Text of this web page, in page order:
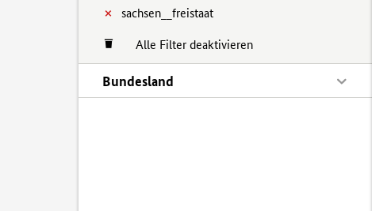
sachsen__freistaat
Alle Filter deaktivieren
Bundesland